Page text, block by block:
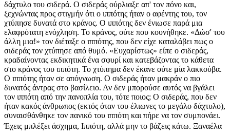
δάχτυλο του σιδερά. Ο σιδεράς ούρλιαξε απ' τον πόνο και,
ξεχνώντας προς στιγμήν ότι ο ιππότης ήταν ο αφέντης του, τον
χτύπησε δυνατά στο κράνος. Ο ιππότης δεν ένιωσε παρά μια
ελαφρότατη ενόχληση. Το κράνος, ούτε που κουνήθηκε. «Δώσ' του
άλλη μια!» τον διέταξε ο ιππότης, που δεν είχε καταλάβει πως ο
σιδεράς τον χτύπησε από θυμό. «Ευχαρίστως» είπε ο σιδεράς,
κραδαίνοντας εκδικητικά ένα σφυρί και κατεβάζοντας το κάθετα
στο κράνος του ιππότη. Το χτύπημα δεν έκανε ούτε μία λακκούβα.
Ο ιππότης ήταν σε απόγνωση. Ο σιδεράς ήταν μακράν ο πιο
δυνατός άντρας στο βασίλειο. Αν δεν μπορούσε αυτός να βγάλει
τον ιππότη από την πανοπλία του, τότε ποιος; Ο σιδεράς, που δεν
ήταν κακός άνθρωπος (εκτός όταν του έλιωνες το μεγάλο δάχτυλο),
συναισθάνθηκε τον πανικό του ιππότη και πήρε να τον συμπονάει.
Έχεις μπλέξει άσχημα, Ιππότη, αλλά μην το βάζεις κάτω. Ξαναέλα